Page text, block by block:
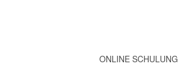
ONLINE SCHULUNG